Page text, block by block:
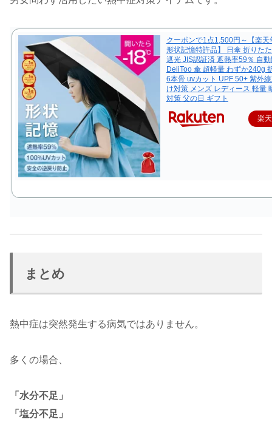
クーポンで1点1,500円～【楽天
形状記憶特許品】 日傘 折りた
遮光 JIS認証済 遮熱率59％ 自
DeliToo 傘 超軽量 わずか240g
6本骨 uvカット UPF 50+ 紫外
け対策 メンズ レディース 軽量
対策 父の日 ギフト
楽
まとめ
熱中症は突然発生する病気ではありません。
多くの場合、
「水分不足」
「塩分不足」